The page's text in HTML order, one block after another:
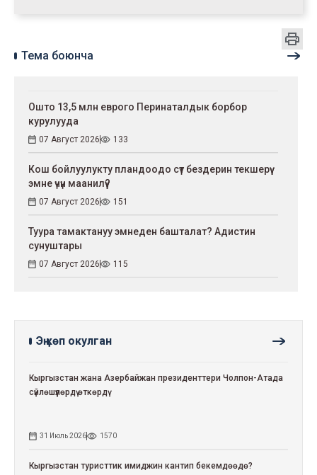
Тема боюнча
Ошто 13,5 млн еврого Перинаталдык борбор
курулууда
07 Август 2026 133
Кош бойлуулукту пландоодо сүт бездерин текшерүү
эмне үчүн маанилүү?
07 Август 2026 151
Туура тамактануу эмнеден башталат? Адистин
сунуштары
07 Август 2026 115
Эң көп окулган
Кыргызстан жана Азербайжан президенттери Чолпон-Атада
сүйлөшүүлөрдү өткөрдү
31 Июль 2026 1570
Кыргызстан туристтик имиджин кантип бекемдөөдө?